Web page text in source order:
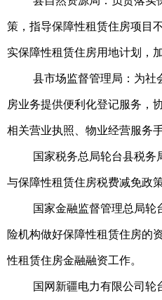
策，指导保障性租赁住房项目
实保障性租赁住房用地计划，
县市场监督管理局：为社
房业务提供便利化登记服务，
相关营业执照、物业经营服务手
国家税务总局轮台县税务
与保障性租赁住房税费减免政策
国家金融监督管理总局轮
险机构做好保障性租赁住房的
性租赁住房金融融资工作。
国网新疆电力有限公司轮